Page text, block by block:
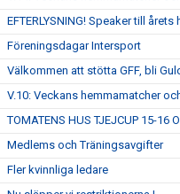
EFTERLYSNING! Speaker till
Föreningsdagar Intersport
Välkommen att stötta GFF, bli
V.10: Veckans hemmamatcher
TOMATENS HUS TJEJCUP 15-16
Medlems och Träningsavgifter
Fler kvinnliga ledare